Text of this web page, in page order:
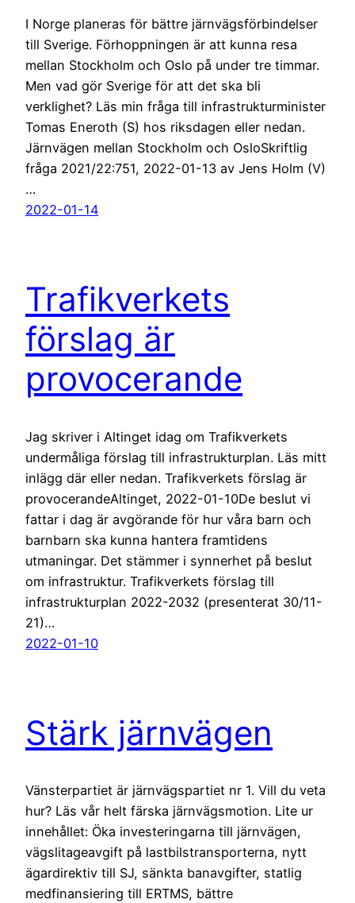
I Norge planeras för bättre järnvägsförbindelser
till Sverige. Förhoppningen är att kunna resa
mellan Stockholm och Oslo på under tre timmar.
Men vad gör Sverige för att det ska bli
verklighet? Läs min fråga till infrastrukturminister
Tomas Eneroth (S) hos riksdagen eller nedan.
Järnvägen mellan Stockholm och OsloSkriftlig
fråga 2021/22:751, 2022-01-13 av Jens Holm (V)
…
2022-01-14
Trafikverkets
förslag är
provocerande
Jag skriver i Altinget idag om Trafikverkets
undermåliga förslag till infrastrukturplan. Läs mitt
inlägg där eller nedan. Trafikverkets förslag är
provocerandeAltinget, 2022-01-10De beslut vi
fattar i dag är avgörande för hur våra barn och
barnbarn ska kunna hantera framtidens
utmaningar. Det stämmer i synnerhet på beslut
om infrastruktur. Trafikverkets förslag till
infrastrukturplan 2022-2032 (presenterat 30/11-
21)…
2022-01-10
Stärk järnvägen
Vänsterpartiet är järnvägspartiet nr 1. Vill du veta
hur? Läs vår helt färska järnvägsmotion. Lite ur
innehållet: Öka investeringarna till järnvägen,
vägslitageavgift på lastbilstransporterna, nytt
ägardirektiv till SJ, sänkta banavgifter, statlig
medfinansiering till ERTMS, bättre